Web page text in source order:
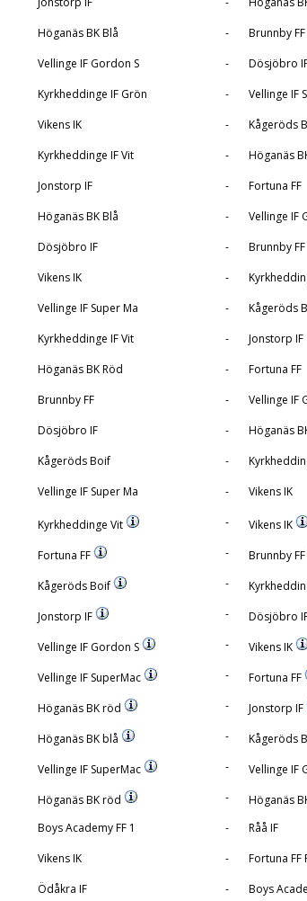
Höganäs BK Blå - Brunnby FF
Vellinge IF Gordon S - Dösjöbro
Kyrkheddinge IF Grön - Vellinge IF
Vikens IK - Kågeröds
Kyrkheddinge IF Vit - Höganäs
Jonstorp IF - Fortuna FF
Höganäs BK Blå - Vellinge IF
Dösjöbro IF - Brunnby FF
Vikens IK -
Vellinge IF Super Ma - Kågeröds
Kyrkheddinge IF Vit - Jonstorp IF
Höganäs BK Röd - Fortuna FF
Brunnby FF - Vellinge IF
Dösjöbro IF - Höganäs
Kågeröds Boif -
Vellinge IF Super Ma - Vikens IK
Kyrkheddinge Vit - Vikens IK
Fortuna FF - Brunnby FF
Kågeröds Boif -
Jonstorp IF - Dösjöbro
Vellinge IF Gordon S - Vikens IK
Vellinge IF SuperMac - Fortuna FF
Höganäs BK röd - Jonstorp IF
Höganäs BK blå - Kågeröds
Vellinge IF SuperMac - Vellinge IF
Höganäs BK röd - Höganäs
Boys Academy FF 1 - Råå IF
Vikens IK - Fortuna FF
Ödåkra IF - Boys